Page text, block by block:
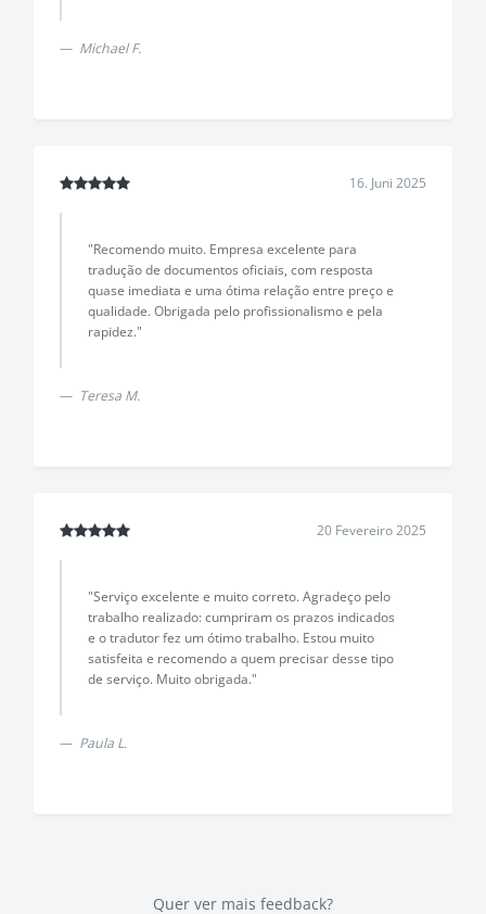
Michael F.
16. Juni 2025
"Recomendo muito. Empresa excelente para
tradução de documentos oficiais, com resposta
quase imediata e uma ótima relação entre preço e
qualidade. Obrigada pelo profissionalismo e pela
rapidez."
Teresa M.
20 Fevereiro 2025
"Serviço excelente e muito correto. Agradeço pelo
trabalho realizado: cumpriram os prazos indicados
e o tradutor fez um ótimo trabalho. Estou muito
satisfeita e recomendo a quem precisar desse tipo
de serviço. Muito obrigada."
Paula L.
Quer ver mais feedback?